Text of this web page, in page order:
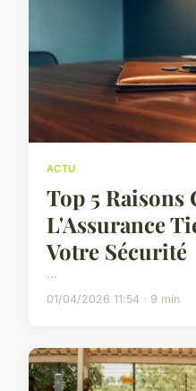
ACTU
Top 5 Raisons
L'Assurance
Votre Sécurité
...
01/04/2026 11:54 · 9 min